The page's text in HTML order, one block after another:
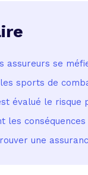
assureurs se
sports de
évalué le risque
les
une